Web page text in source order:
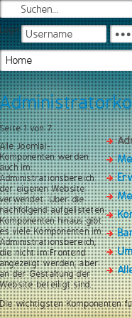
Login
Seite 1 von 7
Alle Joomla!-
Komponenten werden
auch im
Administrationsbereich
der eigenen Website
verwendet. Über die
nachfolgend aufgelisteten
Komponenten hinaus gibt
es viele Komponenten im
Administrationsbereich,
die nicht im Frontend
angezeigt werden, aber
an der Gestaltung der
Website beteiligt sind.
Die wichtigsten Komponenten